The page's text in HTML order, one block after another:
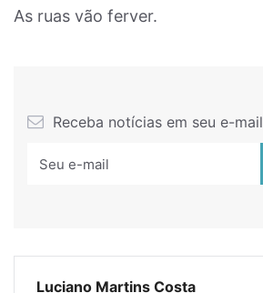
As ruas vão ferver.
Receba notícias em seu e-mail
Luciano Martins Costa